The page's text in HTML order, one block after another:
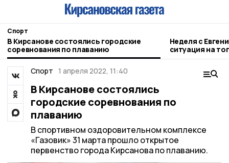
Спорт
В Кирсанове состоялись городские
соревнования по плаванию
Неделя с
ситуация на
городе и
Спорт 1 апреля 2022, 11:40
В Кирсанове состоялись
городские соревнования по
плаванию
В спортивном оздоровительном комплексе
«Газовик» 31 марта прошло открытое
первенство города Кирсанова по плаванию.